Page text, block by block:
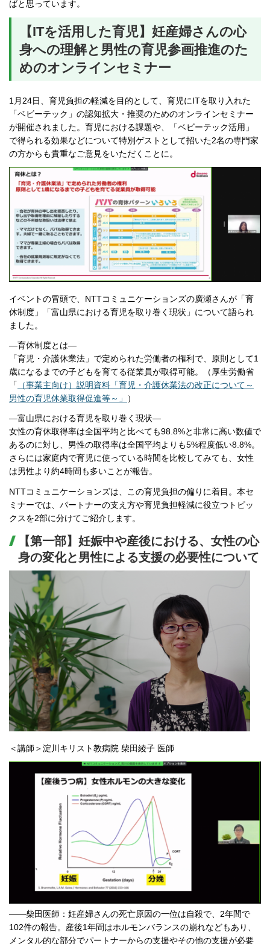
ばと思っています。
【ITを活用した育児】妊産婦さんの心
身への理解と男性の育児参画推進のた
めのオンラインセミナー
1月24日、育児負担の軽減を目的として、育児にITを取り入れた
「ベビーテック」の認知拡大・推奨のためのオンラインセミナー
が開催されました。育児における課題や、「ベビーテック活用」
で得られる効果などについて特別ゲストとして招いた2名の専門家
の方からも貴重なご意見をいただくことに。
イベントの冒頭で、NTTコミュニケーションズの廣瀬さんが「育
休制度」「富山県における育児を取り巻く現状」について語られ
ました。
―育休制度とは―
「育児・介護休業法」で定められた労働者の権利で、原則として1
歳になるまでの子どもを育てる従業員が取得可能。（厚生労働省
「
（事業主向け）説明資料「育児・介護休業法の改正について～
男性の育児休業取得促進等～」
）
―富山県における育児を取り巻く現状―
女性の育休取得率は全国平均と比べても98.8%と非常に高い数値で
あるのに対し、男性の取得率は全国平均よりも5%程度低い8.8%。
さらには家庭内で育児に使っている時間を比較してみても、女性
は男性より約4時間も多いことが報告。
NTTコミュニケーションズは、この育児負担の偏りに着目。本セ
ミナーでは、パートナーの支え方や育児負担軽減に役立つトピッ
クスを2部に分けてご紹介します。
【第一部】妊娠中や産後における、女性の心
身の変化と男性による支援の必要性について
＜講師＞淀川キリスト教病院 柴田綾子 医師
――柴田医師：妊産婦さんの死亡原因の一位は自殺で、2年間で
102件の報告。産後1年間はホルモンバランスの崩れなどもあり、
メンタル的な部分でパートナーからの支援やその他の支援が必要